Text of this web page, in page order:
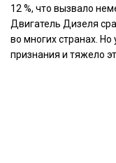
12 %, что вызвало
Двигатель Дизеля
во многих странах.
признания и тяжело